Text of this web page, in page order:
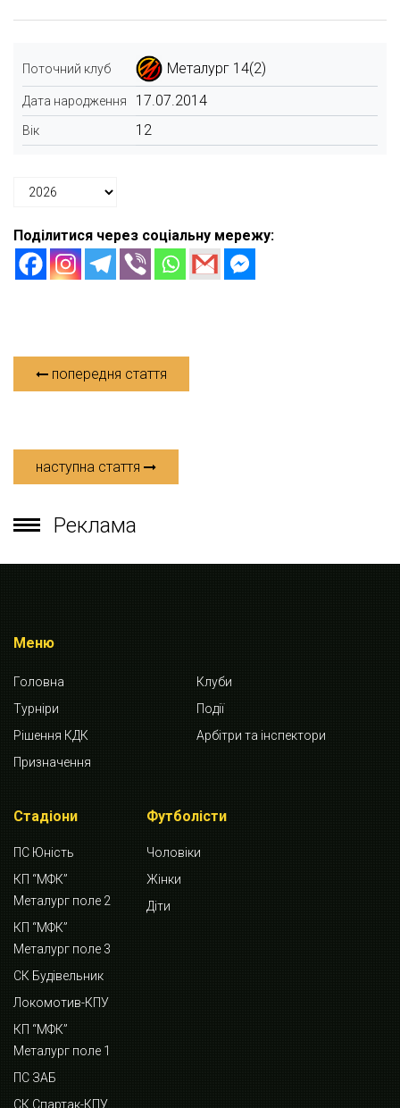
Поточний клуб Металург 14(2)
Дата народження 17.07.2014
Вік 12
Поділитися через соціальну мережу:
попередня стаття
наступна стаття
Реклама
Меню
Головна
Клуби
Турніри
Події
Рішення КДК
Арбітри та інспектори
Призначення
Стадіони
ПС Юність
КП “МФК”
Металург поле 2
КП “МФК”
Металург поле 3
СК Будівельник
Локомотив-КПУ
КП “МФК”
Металург поле 1
ПС ЗАБ
СК Спартак-КПУ
Футболісти
Чоловіки
Жінки
Діти